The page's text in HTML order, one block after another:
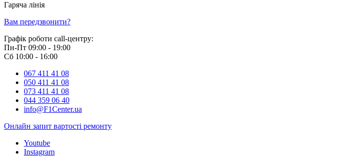
Гаряча лінія
Вам передзвонити?
Графік роботи call-центру:
Пн-Пт 09:00 - 19:00
Сб 10:00 - 16:00
067 411 41 08
050 411 41 08
073 411 41 08
044 359 06 40
info@F1Center.ua
Онлайн запит вартостi ремонту
Youtube
Instagram